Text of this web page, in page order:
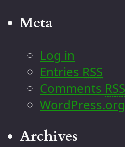
Meta
Log in
Entries RSS
Comments RSS
WordPress.org
Archives